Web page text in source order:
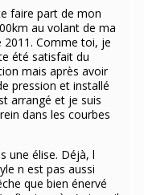
faire part de mon
au volant de ma
2011. Comme toi, je
été satisfait du
mais après avoir
pression et installé
arrangé et je suis
dans les courbes
une élise. Déjà, l
n est pas aussi
que bien énervé